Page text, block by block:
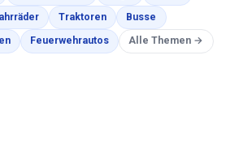
Malvorlagen
TraktorenMalvorlagen
Busse Malvorlagen
Malvorlagen
FeuerwehrautosMalvorlagen
Alle Themen →